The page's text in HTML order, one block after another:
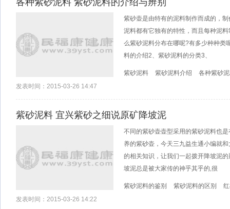
各种紫砂泥料 紫砂泥料的介绍与辨别
紫砂壶是由特有的泥料制作而成的，
泥料都有它独有的特性，而且每种泥
么紫砂泥料分布在哪呢?有多少种种类
料的介绍2、紫砂泥料的分类3、
紫砂泥料 紫砂泥料介绍
各种紫砂
发表时间：2015-03-26 14:47
紫砂泥料 宜兴紫砂之细说原矿降坡泥
不同的紫砂壶壶型采用的紫砂泥料也
养的紫砂壶，今天三九益生通小编就
的相关知识，让我们一起拨开降坡泥
坡泥总是被大家传的神乎其乎的,很
紫砂泥料的鉴别 紫砂泥料的区别
发表时间：2015-03-26 14:22